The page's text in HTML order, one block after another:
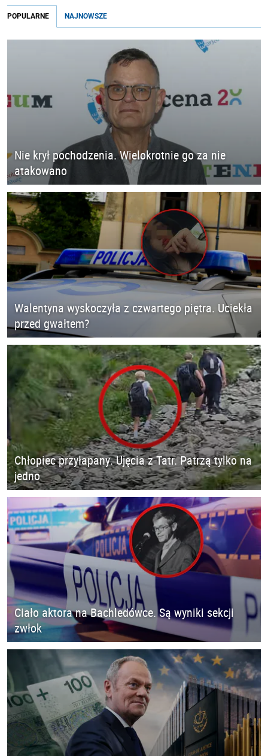
POPULARNE NAJNOWSZE
Nie krył pochodzenia. Wielokrotnie go za nie
atakowano
Walentyna wyskoczyła z czwartego piętra. Uciekła
przed gwałtem?
Chłopiec przyłapany. Ujęcia z Tatr. Patrzą tylko na
jedno
Ciało aktora na Bachledówce. Są wyniki sekcji
zwłok